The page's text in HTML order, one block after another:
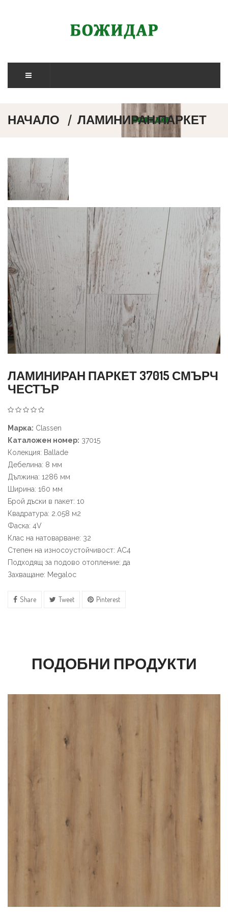
НАЧАЛО ЛАМИНИРАН ПАРКЕТ
ЛАМИНИРАН ПАРКЕТ 37015 СМЪРЧ
ЧЕСТЪР
Марка: Classen
Каталожен номер: 37015
Колекция: Ballade
Дебелина: 8 мм
Дължина: 1286 мм
Ширина: 160 мм
Брой дъски в пакет: 10
Квадратура: 2.058 м2
Фаска: 4V
Клас на натоварване: 32
Степен на износоустойчивост: АС4
Подходящ за подово отопление: да
Захващане: Megaloc
Share Tweet Pinterest
ПОДОБНИ ПРОДУКТИ